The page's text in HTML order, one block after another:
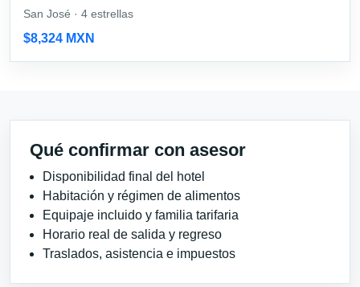
San José · 4 estrellas
$8,324 MXN
Qué confirmar con asesor
Disponibilidad final del hotel
Habitación y régimen de alimentos
Equipaje incluido y familia tarifaria
Horario real de salida y regreso
Traslados, asistencia e impuestos